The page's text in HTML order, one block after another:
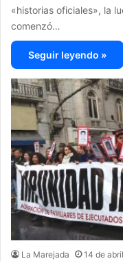
«historias oficiales», la
comenzó…
Seguir leyendo »
La Marejada 14 de